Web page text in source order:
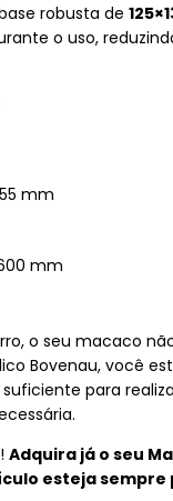
robusta de
o uso,
mm
mm
o seu macaco
Bovenau, você
para
Adquira já o seu
esteja